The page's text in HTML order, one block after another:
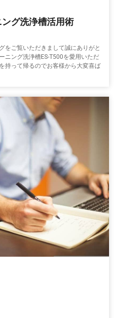
グ洗浄槽活用術
をご覧いただきまして誠にありがと
ニング洗浄槽ES-T500を愛用いただ
持って帰るのでお客様から大変喜ば